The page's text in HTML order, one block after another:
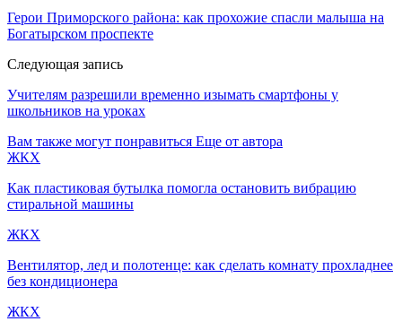
Герои Приморского района: как прохожие спасли малыша на
Богатырском проспекте
Следующая запись
Учителям разрешили временно изымать смартфоны у
школьников на уроках
Вам также могут понравиться Еще от автора
ЖКХ
Как пластиковая бутылка помогла остановить вибрацию
стиральной машины
ЖКХ
Вентилятор, лед и полотенце: как сделать комнату прохладнее
без кондиционера
ЖКХ